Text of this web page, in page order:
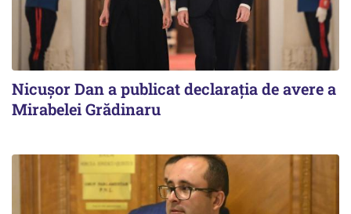
Nicuşor Dan a publicat declaraţia de avere a
Mirabelei Grădinaru